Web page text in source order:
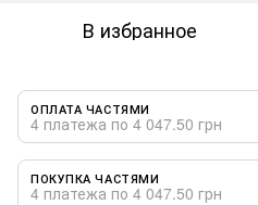
В избранное
ОПЛАТА ЧАСТЯМИ
4 платежа по 4 047.50 грн
ПОКУПКА ЧАСТЯМИ
4 платежа по 4 047.50 грн